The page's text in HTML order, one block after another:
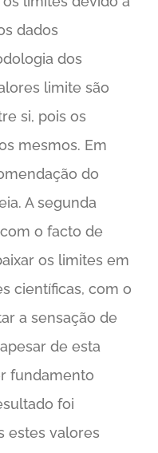
dados
dos
limite são
si, pois os
mesmos. Em
do
A segunda
o facto de
os limites em
científicas, com o
a sensação de
de esta
fundamento
foi
estes valores